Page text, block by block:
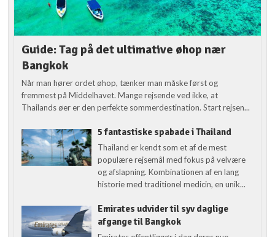
Guide: Tag på det ultimative øhop nær
Bangkok
Når man hører ordet øhop, tænker man måske først og
fremmest på Middelhavet. Mange rejsende ved ikke, at
Thailands øer er den perfekte sommerdestination. Start rejsen...
5 fantastiske spabade i Thailand
Thailand er kendt som et af de mest
populære rejsemål med fokus på velvære
og afslapning. Kombinationen af en lang
historie med traditionel medicin, en unik...
Emirates udvider til syv daglige
afgange til Bangkok